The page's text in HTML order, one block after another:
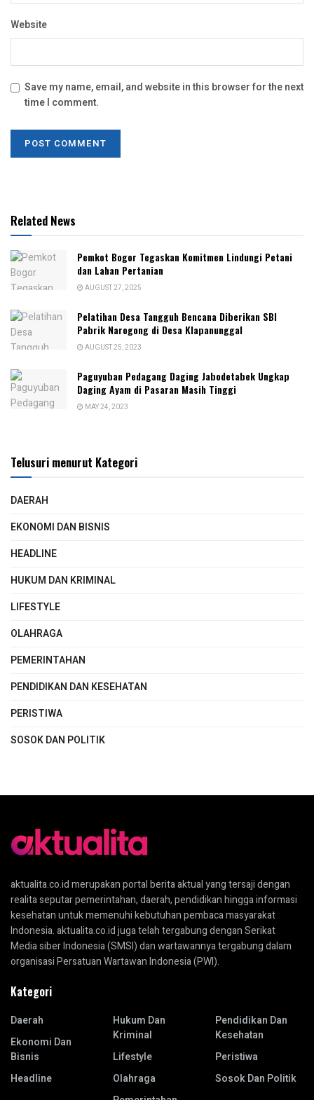
Website
Save my name, email, and website in this browser for the next
time I comment.
Related News
Pemkot Bogor Tegaskan Komitmen Lindungi Petani
dan Lahan Pertanian
AUGUST 27, 2025
Pelatihan Desa Tangguh Bencana Diberikan SBI
Pabrik Narogong di Desa Klapanunggal
AUGUST 25, 2023
Paguyuban Pedagang Daging Jabodetabek Ungkap
Daging Ayam di Pasaran Masih Tinggi
MAY 24, 2023
Telusuri menurut Kategori
DAERAH
EKONOMI DAN BISNIS
HEADLINE
HUKUM DAN KRIMINAL
LIFESTYLE
OLAHRAGA
PEMERINTAHAN
PENDIDIKAN DAN KESEHATAN
PERISTIWA
SOSOK DAN POLITIK
aktualita.co.id merupakan portal berita aktual yang tersaji dengan
realita seputar pemerintahan, daerah, pendidikan hingga informasi
kesehatan untuk memenuhi kebutuhan pembaca masyarakat
Indonesia. aktualita.co.id juga telah tergabung dengan Serikat
Media siber Indonesia (SMSI) dan wartawannya tergabung dalam
organisasi Persatuan Wartawan Indonesia (PWI).
Kategori
Daerah
Ekonomi Dan
Bisnis
Headline
Hukum Dan
Kriminal
Lifestyle
Olahraga
Pendidikan Dan
Kesehatan
Peristiwa
Sosok Dan Politik